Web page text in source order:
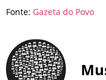
Fonte: Gazeta do Povo